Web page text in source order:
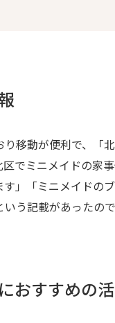
移動が便利で、「
でミニメイドの
」「ミニメイドの
う記載があったの
おすすめの